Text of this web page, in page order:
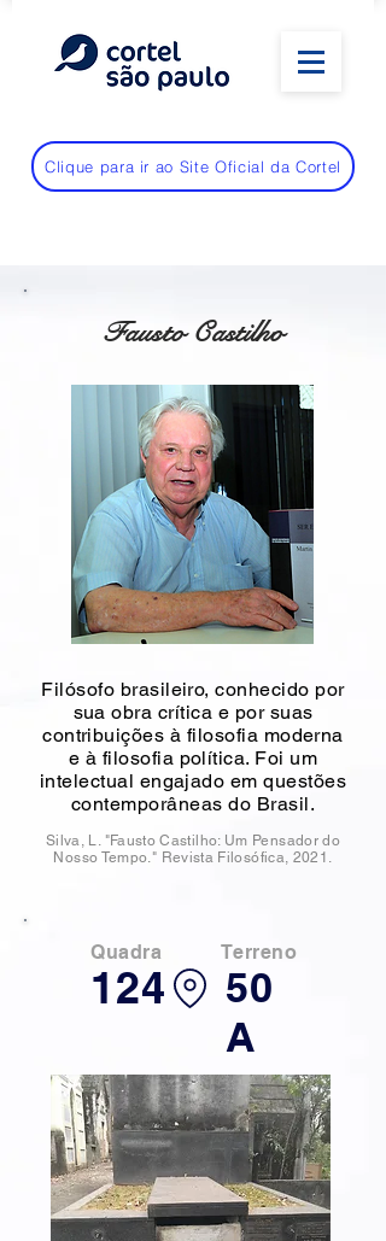
Clique para ir ao Site Oficial da Cortel
Fausto Castilho
Filósofo brasileiro, conhecido por
sua obra crítica e por suas
contribuições à filosofia moderna
e à filosofia política. Foi um
intelectual engajado em questões
contemporâneas do Brasil.
Silva, L. "Fausto Castilho: Um Pensador do
Nosso Tempo." Revista Filosófica, 2021.
Quadra
124
50
A
Terreno